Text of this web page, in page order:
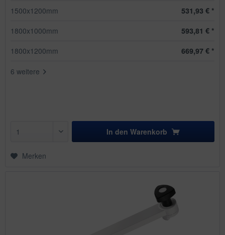
1500x1200mm
531,93 € *
1800x1000mm
593,81 € *
1800x1200mm
669,97 € *
6 weitere
In den Warenkorb
Merken